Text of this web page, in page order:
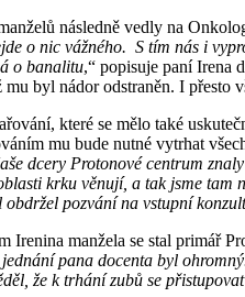
následně vedly na
o nic vážného. S tím nás i
o banalitu,“ popisuje paní Irena
mu byl nádor odstraněn. I přesto
které se mělo také
mu bude nutné vytrhat
dcery Protonové centrum
krku věnují, a tak jsme tam
obdržel pozvání na vstupní
Irenina manžela se stal primář
pana docenta byl
že k trhání zubů se